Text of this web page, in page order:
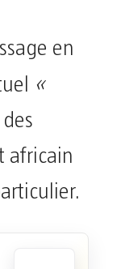
en
«
des
africain